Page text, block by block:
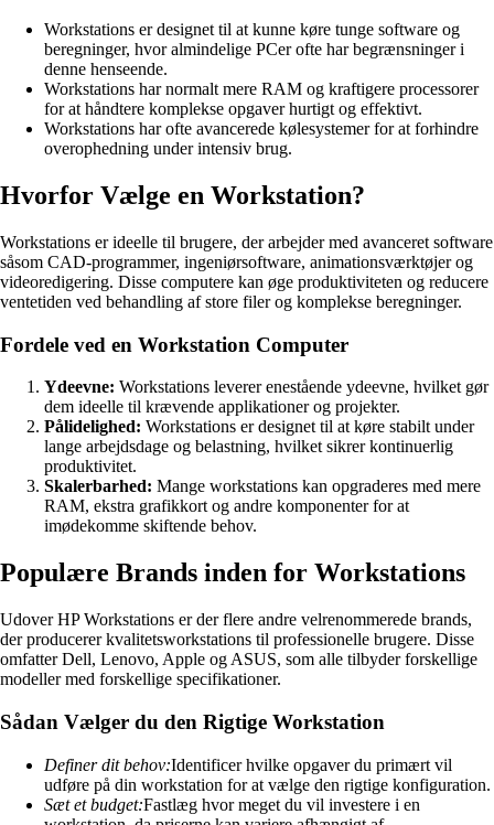
Workstations er designet til at kunne køre tunge software og
beregninger, hvor almindelige PCer ofte har begrænsninger i
denne henseende.
Workstations har normalt mere RAM og kraftigere processorer
for at håndtere komplekse opgaver hurtigt og effektivt.
Workstations har ofte avancerede kølesystemer for at forhindre
overophedning under intensiv brug.
Hvorfor Vælge en Workstation?
Workstations er ideelle til brugere, der arbejder med avanceret software
såsom CAD-programmer, ingeniørsoftware, animationsværktøjer og
videoredigering. Disse computere kan øge produktiviteten og reducere
ventetiden ved behandling af store filer og komplekse beregninger.
Fordele ved en Workstation Computer
Ydeevne: Workstations leverer enestående ydeevne, hvilket gør
dem ideelle til krævende applikationer og projekter.
Pålidelighed: Workstations er designet til at køre stabilt under
lange arbejdsdage og belastning, hvilket sikrer kontinuerlig
produktivitet.
Skalerbarhed: Mange workstations kan opgraderes med mere
RAM, ekstra grafikkort og andre komponenter for at
imødekomme skiftende behov.
Populære Brands inden for Workstations
Udover HP Workstations er der flere andre velrenommerede brands,
der producerer kvalitetsworkstations til professionelle brugere. Disse
omfatter Dell, Lenovo, Apple og ASUS, som alle tilbyder forskellige
modeller med forskellige specifikationer.
Sådan Vælger du den Rigtige Workstation
Definer dit behov:Identificer hvilke opgaver du primært vil
udføre på din workstation for at vælge den rigtige konfiguration.
Sæt et budget:Fastlæg hvor meget du vil investere i en